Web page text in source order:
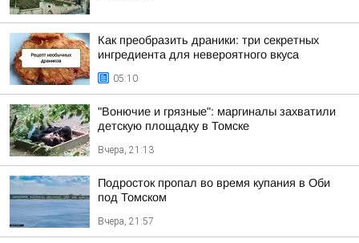
Как преобразить драники: три секретных
ингредиента для невероятного вкуса
05:10
"Вонючие и грязные": маргиналы захватили
детскую площадку в Томске
Вчера, 21:13
Подросток пропал во время купания в Оби
под Томском
Вчера, 21:57